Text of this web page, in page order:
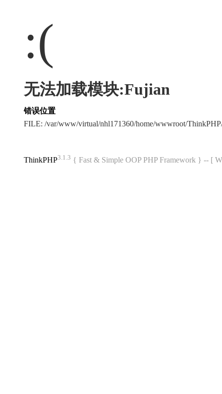
:(
无法加载模块:Fujian
错误位置
FILE: /var/www/virtual/nhl171360/home/wwwroot/
ThinkPHP3.1.3 { Fast & Simple OOP PHP Framework } -- [